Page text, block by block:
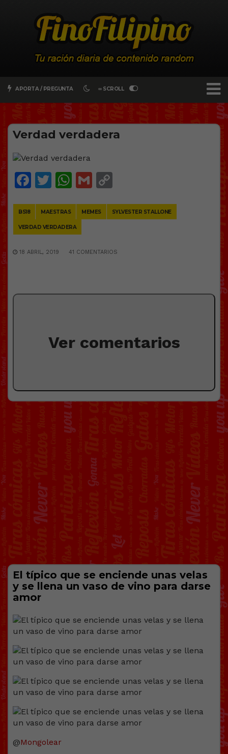
APORTA / PREGUNTA ∞ SCROLL
Verdad verdadera
Facebook
Twitter
WhatsApp
Gmail
BS18 MAESTRAS MEMES SYLVESTER STALLONE
VERDAD VERDADERA
18 ABRIL, 2019 41 COMENTARIOS
Ver comentarios
El típico que se enciende unas velas
y se llena un vaso de vino para darse
amor
@Mongolear